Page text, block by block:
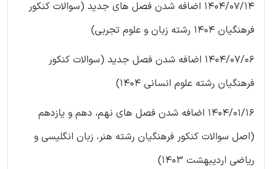
1404/07/14 اضافه شدن فصل های جدید (سوالات کنکور
فرهنگیان 1404 رشته زبان و علوم تجربی)
1404/07/06 اضافه شدن فصل جدید (سوالات کنکور
فرهنگیان رشته علوم انسانی 1404)
1404/01/16 اضافه شدن فصل های نهم، دهم و یازدهم
(اصل سوالات کنکور فرهنگیان رشته هنر، زبان انگلیسی و
ریاضی اردیبهشت 1403)